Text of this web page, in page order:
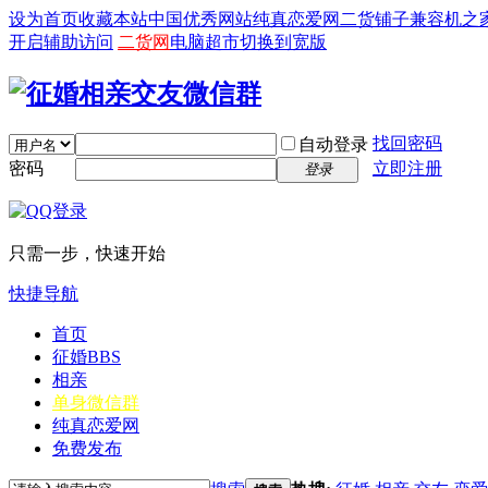
设为首页收藏本站中国优秀网站纯真恋爱网 二货铺子兼容机之
开启辅助访问 二货网 电脑超市切换到宽版
自动登录 找回密码
密码
登录 立即注册
只需一步，快速开始
快捷导航
首页
征婚BBS
相亲
单身微信群
纯真恋爱网
免费发布